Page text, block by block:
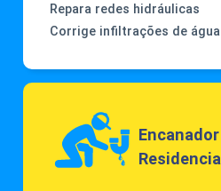
Repara redes hidráulicas
Corrige infiltrações de água
Encanador
Residencial